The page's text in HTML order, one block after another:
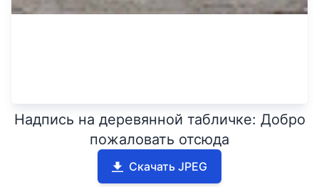
Надпись на деревянной табличке: Добро
пожаловать отсюда
Скачать JPEG